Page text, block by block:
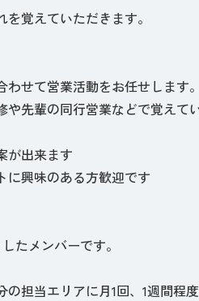
覚えていただきます。
わせて営業活動をお任せします
や先輩の同行営業などで覚え
が出来ます
に興味のある方歓迎です
たメンバーです。
担当エリアに月1回、1週間程